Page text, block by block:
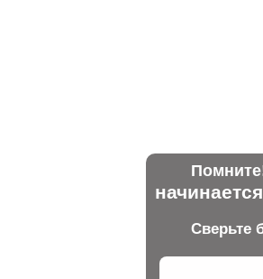
Сверьте